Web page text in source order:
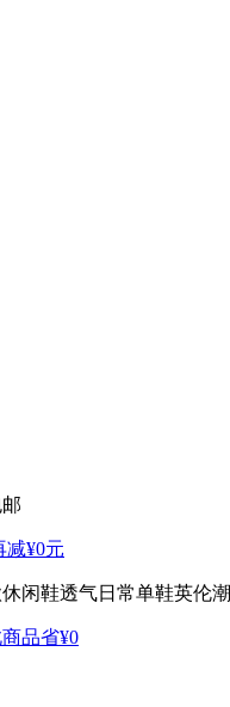
减¥0元
闲鞋透气日常单鞋英伦
品省¥0